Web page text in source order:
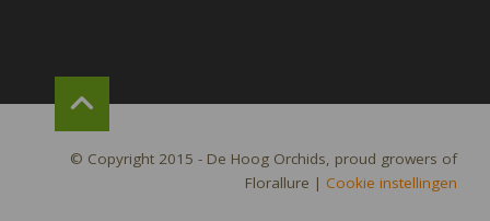
© Copyright 2015 - De Hoog Orchids, proud growers of
Florallure | Cookie instellingen